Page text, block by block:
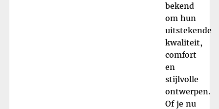
bekend
om hun
uitstekende
kwaliteit,
comfort
en
stijlvolle
ontwerpen.
Of je nu